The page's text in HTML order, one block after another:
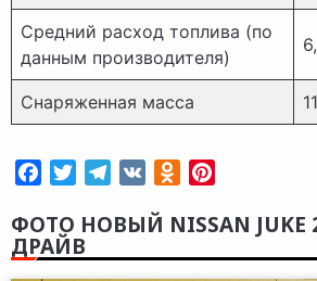
Средний расход топлива (по
данным производителя)
Снаряженная масса
FacebookTwitterTelegram
VK Odnoklassniki
ФОТО НОВЫЙ NISSAN JUKE
ДРАЙВ